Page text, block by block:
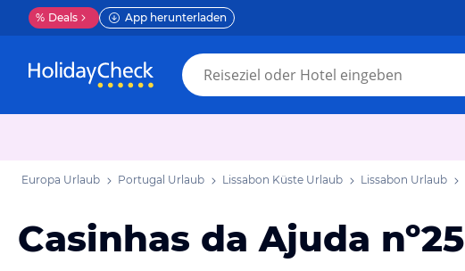
% Deals App herunterladen
Europa Urlaub Portugal Urlaub Lissabon Küste Urlaub Lissabon Urlaub
Casinhas da Ajuda nº25